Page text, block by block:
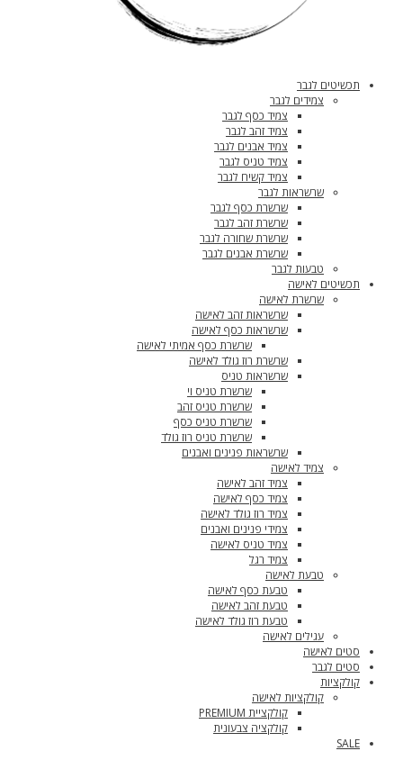
תכשיטים לגבר
צמידים לגבר
צמיד כסף לגבר
צמיד זהב לגבר
צמיד אבנים לגבר
צמיד טניס לגבר
צמיד קשיח לגבר
שרשראות לגבר
שרשרת כסף לגבר
שרשרת זהב לגבר
שרשרת שחורה לגבר
שרשרת אבנים לגבר
טבעות לגבר
תכשיטים לאישה
שרשרת לאישה
שרשראות זהב לאישה
שרשראות כסף לאישה
שרשרת כסף אמיתי לאישה
שרשרת רוז גולד לאישה
שרשראות טניס
שרשרת טניס וי
שרשרת טניס זהב
שרשרת טניס כסף
שרשרת טניס רוז גולד
שרשראות פנינים ואבנים
צמיד לאישה
צמיד זהב לאישה
צמיד כסף לאישה
צמיד רוז גולד לאישה
צמידי פנינים ואבנים
צמיד טניס לאישה
צמיד רגל
טבעת לאישה
טבעת כסף לאישה
טבעת זהב לאישה
טבעת רוז גולד לאישה
עגילים לאישה
סטים לאישה
סטים לגבר
קולקציות
קולקציות לאישה
קולקציית PREMIUM
קולקציה צבעונית
SALE